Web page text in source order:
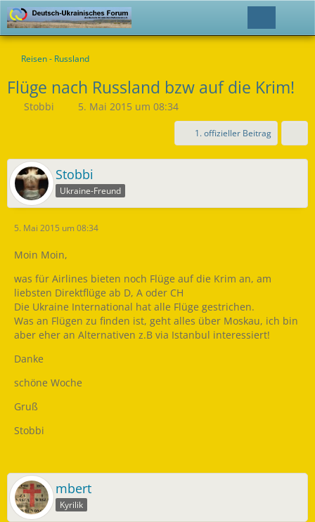
Reisen - Russland
Flüge nach Russland bzw auf die Krim!
Stobbi 5. Mai 2015 um 08:34
1. offizieller Beitrag
Stobbi
Ukraine-Freund
5. Mai 2015 um 08:34
Moin Moin,
was für Airlines bieten noch Flüge auf die Krim an, am
liebsten Direktflüge ab D, A oder CH
Die Ukraine International hat alle Flüge gestrichen.
Was an Flügen zu finden ist, geht alles über Moskau, ich bin
aber eher an Alternativen z.B via Istanbul interessiert!
Danke
schöne Woche
Gruß
Stobbi
mbert
Kyrilik